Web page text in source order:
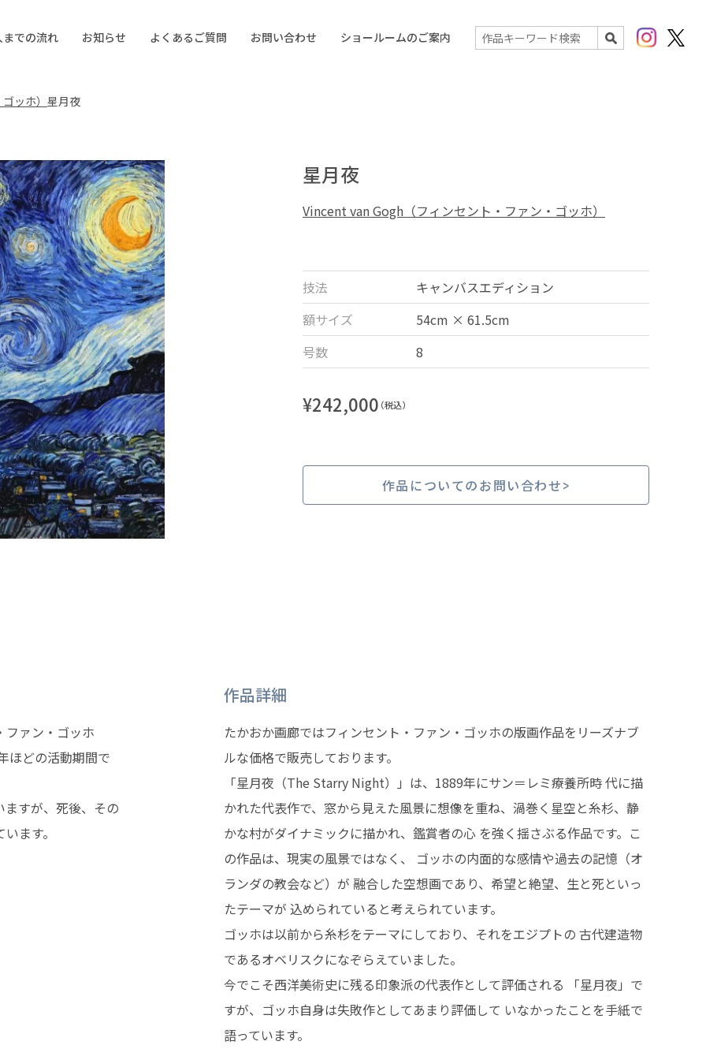
での流れ お知らせ よくあるご質問 お問い合わせ ショールームのご案内
検索
Instagram
ッホ） 星月夜
星月夜
Vincent van Gogh（フィンセント・ファン・ゴッホ）
技法
キャンバスエディション
額サイズ
54cm × 61.5cm
号数
8
¥242,000 （税込）
作品についてのお問い合わせ
ファン・ゴッホ
ほどの活動期間で
すが、死後、その
ます。
作品詳細
たかおか画廊ではフィンセント・ファン・ゴッホの版画作品をリーズナブ
ルな価格で販売しております。
「星月夜（The Starry Night）」は、1889年にサン＝レミ療養所時 代に描
かれた代表作で、窓から見えた風景に想像を重ね、渦巻く星空と糸杉、静
かな村がダイナミックに描かれ、鑑賞者の心 を強く揺さぶる作品です。こ
の作品は、現実の風景ではなく、 ゴッホの内面的な感情や過去の記憶（オ
ランダの教会など）が 融合した空想画であり、希望と絶望、生と死といっ
たテーマが 込められていると考えられています。
ゴッホは以前から糸杉をテーマにしており、それをエジプトの 古代建造物
であるオベリスクになぞらえていました。
今でこそ西洋美術史に残る印象派の代表作として評価される 「星月夜」で
すが、ゴッホ自身は失敗作としてあまり評価して いなかったことを手紙で
語っています。